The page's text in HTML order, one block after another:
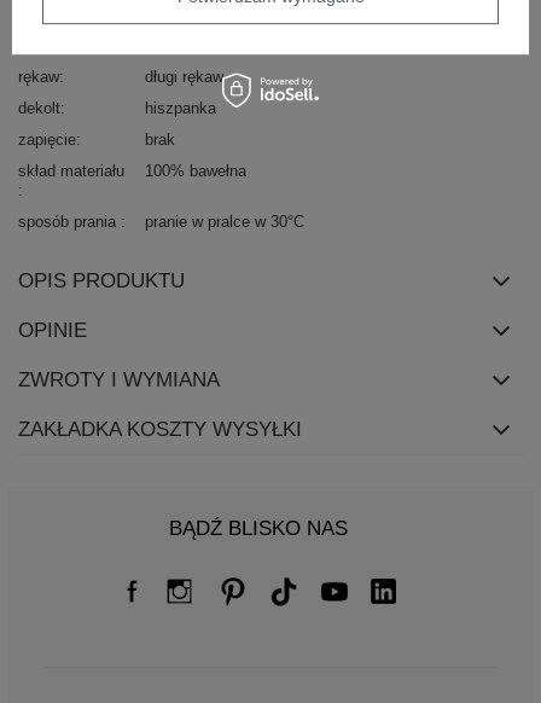
rękaw
długi rękaw
dekolt
hiszpanka
zapięcie
brak
skład materiału
100% bawełna
sposób prania pranie w pralce w 30°C
OPIS PRODUKTU
OPINIE
ZWROTY I WYMIANA
ZAKŁADKA KOSZTY WYSYŁKI
BĄDŹ BLISKO NAS